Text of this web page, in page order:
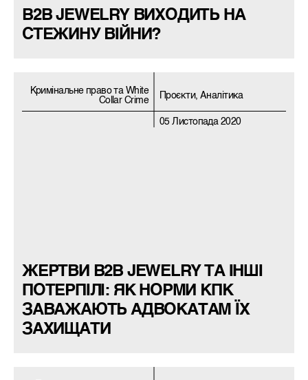
B2B JEWELRY ВИХОДИТЬ НА
СТЕЖИНУ ВІЙНИ?
Кримiнальне право та White
Collar Crime
Проєкти, Аналітика
05 Листопада 2020
ЖЕРТВИ B2B JEWELRY ТА ІНШІ
ПОТЕРПІЛІ: ЯК НОРМИ КПК
ЗАВАЖАЮТЬ АДВОКАТАМ ЇХ
ЗАХИЩАТИ